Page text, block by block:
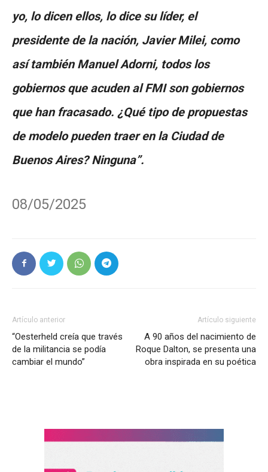
yo, lo dicen ellos, lo dice su líder, el
presidente de la nación, Javier Milei, como
así también Manuel Adorni, todos los
gobiernos que acuden al FMI son gobiernos
que han fracasado. ¿Qué tipo de propuestas
de modelo pueden traer en la Ciudad de
Buenos Aires? Ninguna”.
08/05/2025
Artículo anterior
“Oesterheld creía que través
de la militancia se podía
cambiar el mundo”
Artículo siguiente
A 90 años del nacimiento de
Roque Dalton, se presenta una
obra inspirada en su poética